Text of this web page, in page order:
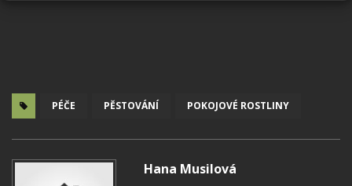
PÉČE PĚSTOVÁNÍ POKOJOVÉ ROSTLINY
Hana Musilová